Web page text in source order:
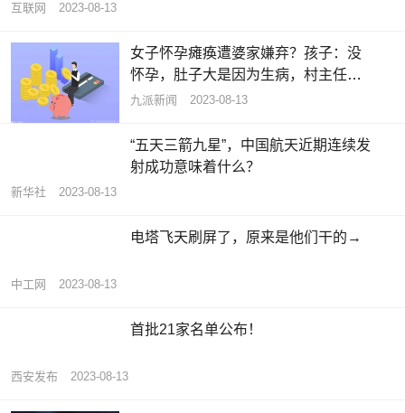
互联网 2023-08-13
女子怀孕瘫痪遭婆家嫌弃？孩子：没
怀孕，肚子大是因为生病，村主任：
重度残疾，有2个小孩，已经再婚
九派新闻 2023-08-13
“五天三箭九星”，中国航天近期连续发
射成功意味着什么？
新华社 2023-08-13
电塔飞天刷屏了，原来是他们干的→
中工网 2023-08-13
首批21家名单公布！
西安发布 2023-08-13